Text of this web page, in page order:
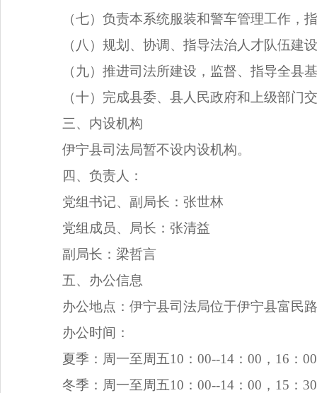
（七）负责本系统服装和警车管理工作，
（八）规划、协调、指导法治人才队伍
（九）推进司法所建设，监督、指导全县
（十）完成县委、县人民政府和上级部门
三、内设机构
伊宁县司法局暂不设内设机构。
四、负责人：
党组书记、副局长：张世林
党组成员、局长：张清益
副局长：梁哲言
五、办公信息
办公地点：伊宁县司法局位于伊宁县富民
办公时间：
夏季：周一至周五10：00--14：00，16：
冬季：周一至周五10：00--14：00，15：